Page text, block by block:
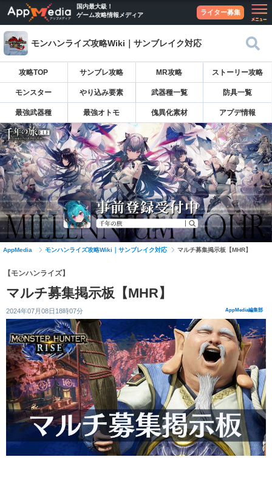
国内最大級！
ゲーム攻略情報メディア
ライター募集
モンハンライズ攻略Wiki｜サンブレイク対応
攻略TOP サンブレ攻略 MR攻略 ストーリー攻略
モンスター やり込み要素 武器種一覧 防具一覧
最強武器種 最強オトモ 傀異化素材 アプデ情報
AppMedia モンハンライズ攻略Wiki｜サンブレイク対応 マルチ募集掲示板【MHR】
【モンハンライズ】
マルチ募集掲示板【MHR】
2024年07月08日18時07分 AppMedia編集部